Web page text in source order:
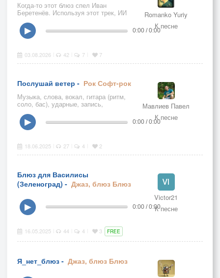
Когда-то этот блюз спел Иван
Беретенёв. Используя этот трек, ИИ
сгенерировал кавер-версию. Теперь
я имею представление, как бы
прозвучал этот блюз, если бы его
исполнили и записали всё это,
студии...:-)Ссылка на оригинал:
https://ya-poyu.ru/song/65350
Romanko Yuriy
К песне
▶ 0:00 / 0:00
03.08.2026 42 7 7
Послушай ветер - Рок Софт-рок
Музыка, слова, вокал, гитара (ритм,
соло, бас), ударные, запись,
сведение - Павел Мавлиев.Все
партии сыграны и записаны вживую
в домашней студии музыканта.Июнь
2025 год.
Мавлиев Павел
К песне
▶ 0:00 / 0:00
18.06.2025 27 4 2
Блюз для Василисы
(Зеленоград) - Джаз, блюз Блюз
Victor21
К песне
▶ 0:00 / 0:00
16.05.2025 44 4 3 FREE
Я_нет_блюз - Джаз, блюз Блюз